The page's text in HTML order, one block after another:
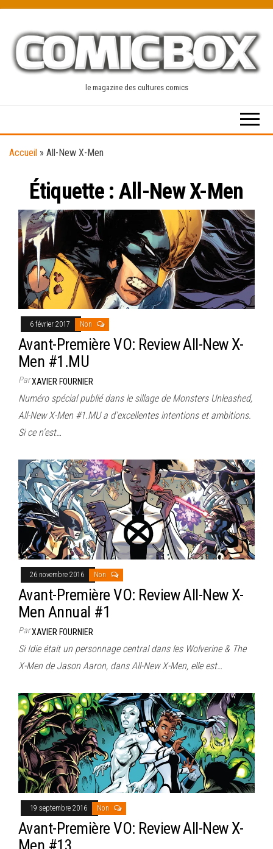
content
le magazine des cultures comics
Accueil » All-New X-Men
Étiquette : All-New X-Men
6 février 2017 Non
Avant-Première VO: Review All-New X-
Men #1.MU
ParXAVIER FOURNIER
Numéro spécial publié dans le sillage de Monsters Unleashed,
All-New X-Men #1.MU a d’excellentes intentions et ambitions.
Si ce n’est…
26 novembre 2016 Non
Avant-Première VO: Review All-New X-
Men Annual #1
ParXAVIER FOURNIER
Si Idie était un personnage central dans les Wolverine & The
X-Men de Jason Aaron, dans All-New X-Men, elle est…
19 septembre 2016 Non
Avant-Première VO: Review All-New X-